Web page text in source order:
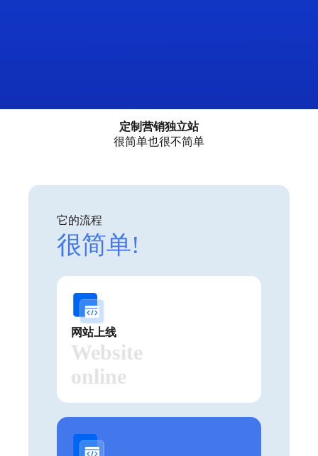
定制营销独立站
很简单也很不简单
它的流程
很简单!
网站上线
Website
online